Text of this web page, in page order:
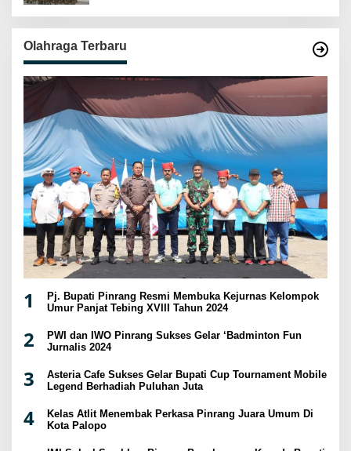
Olahraga Terbaru
1
Pj. Bupati Pinrang Resmi Membuka Kejurnas Kelompok
Umur Panjat Tebing XVIII Tahun 2024
2
PWI dan IWO Pinrang Sukses Gelar ‘Badminton Fun
Jurnalis 2024
3
Asteria Cafe Sukses Gelar Bupati Cup Tournament Mobile
Legend Berhadiah Puluhan Juta
4
Kelas Atlit Menembak Perkasa Pinrang Juara Umum Di
Kota Palopo